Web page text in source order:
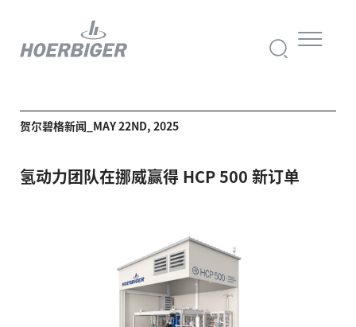
贺尔碧格新闻_MAY 22ND, 2025
氢动力团队在挪威赢得 HCP 500 新订单